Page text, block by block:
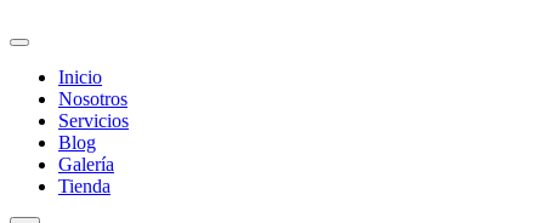
Inicio
Nosotros
Servicios
Blog
Galería
Tienda